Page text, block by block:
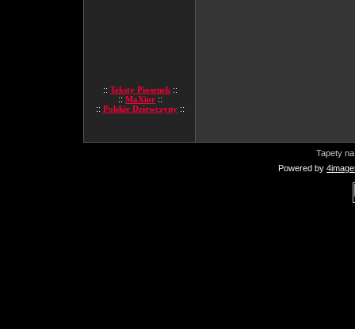
:: Teksty Piosenek ::
:: MaXior ::
:: Polskie Dziewczyny ::
Tapety
Powered by